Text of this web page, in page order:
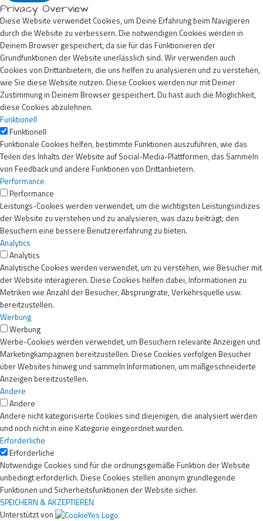
Privacy Overview
Diese Website verwendet Cookies, um Deine Erfahrung beim Navigieren
durch die Website zu verbessern. Die notwendigen Cookies werden in
Deinem Browser gespeichert, da sie für das Funktionieren der
Grundfunktionen der Website unerlässlich sind. Wir verwenden auch
Cookies von Drittanbietern, die uns helfen zu analysieren und zu verstehen,
wie Sie diese Website nutzen. Diese Cookies werden nur mit Deiner
Zustimmung in Deinem Browser gespeichert. Du hast auch die Möglichkeit,
diese Cookies abzulehnen.
Funktionell
Funktionell
Funktionale Cookies helfen, bestimmte Funktionen auszuführen, wie das
Teilen des Inhalts der Website auf Social-Media-Plattformen, das Sammeln
von Feedback und andere Funktionen von Drittanbietern.
Performance
Performance
Leistungs-Cookies werden verwendet, um die wichtigsten Leistungsindizes
der Website zu verstehen und zu analysieren, was dazu beiträgt, den
Besuchern eine bessere Benutzererfahrung zu bieten.
Analytics
Analytics
Analytische Cookies werden verwendet, um zu verstehen, wie Besucher mit
der Website interagieren. Diese Cookies helfen dabei, Informationen zu
Metriken wie Anzahl der Besucher, Absprungrate, Verkehrsquelle usw.
bereitzustellen.
Werbung
Werbung
Werbe-Cookies werden verwendet, um Besuchern relevante Anzeigen und
Marketingkampagnen bereitzustellen. Diese Cookies verfolgen Besucher
über Websites hinweg und sammeln Informationen, um maßgeschneiderte
Anzeigen bereitzustellen.
Andere
Andere
Andere nicht kategorisierte Cookies sind diejenigen, die analysiert werden
und noch nicht in eine Kategorie eingeordnet wurden.
Erforderliche
Erforderliche
Notwendige Cookies sind für die ordnungsgemäße Funktion der Website
unbedingt erforderlich. Diese Cookies stellen anonym grundlegende
Funktionen und Sicherheitsfunktionen der Website sicher.
SPEICHERN & AKZEPTIEREN
Unterstützt von